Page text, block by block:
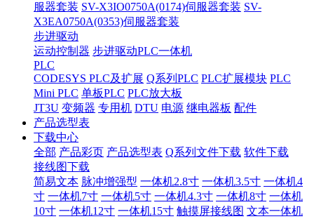
服器套装 SV-X3IO0750A(0174)伺服器套装 SV-
X3EA0750A(0353)伺服器套装
步进驱动
运动控制器 步进驱动PLC一体机
PLC
CODESYS PLC及扩展 Q系列PLC PLC扩展模块 PLC
Mini PLC 单板PLC PLC放大板
JT3U 变频器 专用机 DTU 电源 继电器板 配件
产品选型表
下载中心
全部 产品彩页 产品选型表 Q系列文件下载 软件下载
接线图下载
简易文本 脉冲增强型 一体机2.8寸 一体机3.5寸 一体机4
寸 一体机7寸 一体机5寸 一体机4.3寸 一体机8寸 一体机
10寸 一体机12寸 一体机15寸 触摸屏接线图 文本一体机